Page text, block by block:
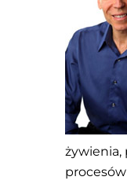
żywienia,